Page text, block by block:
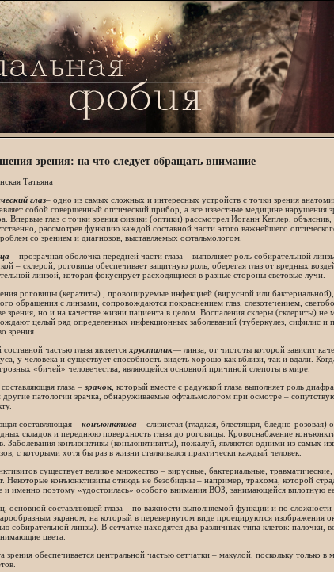
зрения: на что следует обращать внимание
Татьяна
глаз– одно из самых сложных и интересных устройств с точки зрения
собой совершенный оптический прибор, а все известные медицине нарушения
Впервые глаз с точки зрения физики (оптики) рассмотрел Иоганн Кеплер, объяснив,
рассмотрев функцию каждой составной части этого важнейшего
со зрением и диагнозов, выставляемых офтальмологом.
– прозрачная оболочка передней части глаза – выполняет роль собирательной
– склерой, роговица обеспечивает защитную роль, оберегая глаз от вредных
линзой, которая фокусирует расходящиеся в разные стороны световые лучи.
роговицы (кератиты) , провоцируемые инфекцией (вирусной или
обращения с линзами, сопровождаются покраснением глаз, слезотечением,
зрения, но и на качестве жизни пациента в целом. Воспаления склеры (склериты)
целый ряд определенных инфекционных заболеваний (туберкулез, сифилис
зрения.
частью глаза является хрусталик— линза, от чистоты которой зависит
у человека и существует способность видеть хорошо как вблизи, так и вдали.
«бичей» человечества, являющейся основной причиной слепоты в мире.
глаза – зрачок , который вместе с радужкой глаза выполняет роль
другие патологии зрачка, обнаруживаемые офтальмологом при осмотре –
составляющая – конъюнктива – слизистая (гладкая, блестящая, бледно-
складок и переднюю поверхность глаза до роговицы. Кровоснабжение
Заболевания конъюнктивы (конъюнктивиты), пожалуй, являются одними из самых
с которыми хотя бы раз в жизни сталкивался практически каждый человек.
существует великое множество – вирусные, бактериальные,
Некоторые конъюнктивиты отнюдь не безобидны – например, трахома, которой
и именно поэтому «удостоилась» особого внимания ВОЗ, занимающейся вплотную
основной составляющей глаза – по важности выполняемой функции и по сложности
экраном, на который в перевернутом виде проецируются
собирательной линзы). В сетчатке находятся два различных типа клеток: палочки,
цвета.
зрения обеспечивается центральной частью сетчатки – макулой, поскольку только в